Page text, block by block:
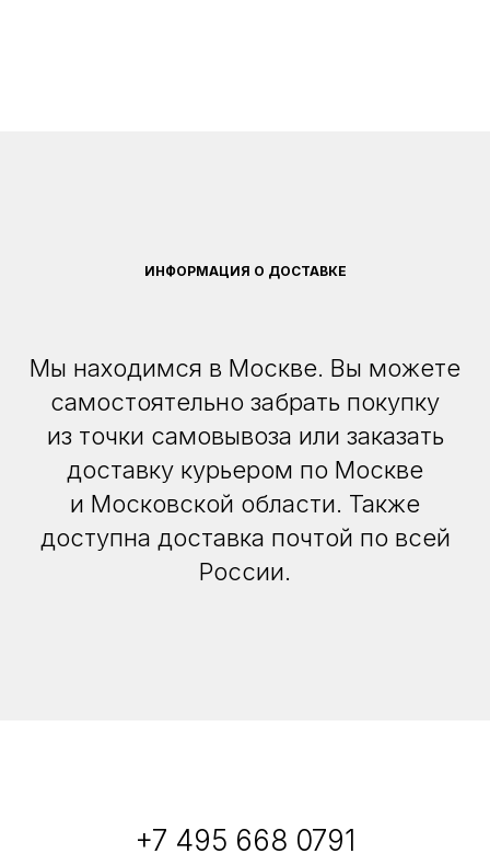
ИНФОРМАЦИЯ О ДОСТАВКЕ
Мы находимся в Москве. Вы можете
самостоятельно забрать покупку
из точки самовывоза или заказать
доставку курьером по Москве
и Московской области. Также
доступна доставка почтой по всей
России.
+7 495 668 0791